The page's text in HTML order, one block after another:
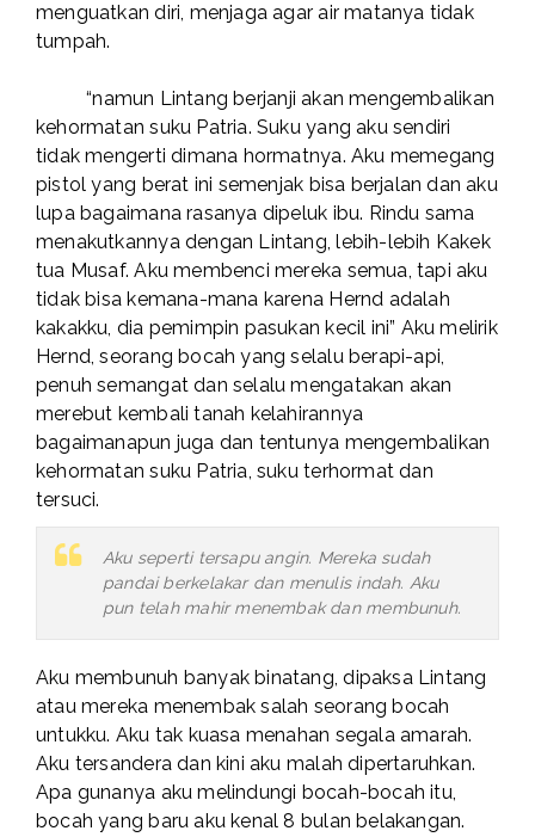
menguatkan diri, menjaga agar air matanya tidak
tumpah.
“namun Lintang berjanji akan mengembalikan
kehormatan suku Patria. Suku yang aku sendiri
tidak mengerti dimana hormatnya. Aku memegang
pistol yang berat ini semenjak bisa berjalan dan aku
lupa bagaimana rasanya dipeluk ibu. Rindu sama
menakutkannya dengan Lintang, lebih-lebih Kakek
tua Musaf. Aku membenci mereka semua, tapi aku
tidak bisa kemana-mana karena Hernd adalah
kakakku, dia pemimpin pasukan kecil ini” Aku melirik
Hernd, seorang bocah yang selalu berapi-api,
penuh semangat dan selalu mengatakan akan
merebut kembali tanah kelahirannya
bagaimanapun juga dan tentunya mengembalikan
kehormatan suku Patria, suku terhormat dan
tersuci.
Aku seperti tersapu angin. Mereka sudah
pandai berkelakar dan menulis indah. Aku
pun telah mahir menembak dan membunuh.
Aku membunuh banyak binatang, dipaksa Lintang
atau mereka menembak salah seorang bocah
untukku. Aku tak kuasa menahan segala amarah.
Aku tersandera dan kini aku malah dipertaruhkan.
Apa gunanya aku melindungi bocah-bocah itu,
bocah yang baru aku kenal 8 bulan belakangan.